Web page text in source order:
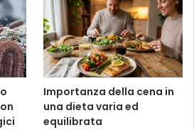
Importanza della cena in
una dieta varia ed
equilibrata